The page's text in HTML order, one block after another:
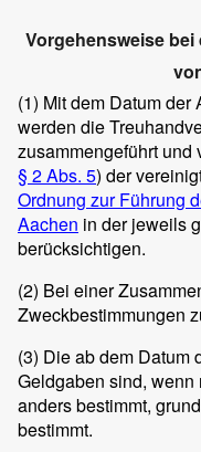
Vorgehensweise
(1) Mit dem Datum der
werden die
zusammengeführt und
§ 2 Abs. 5) der
Ordnung zur Führung
Aachen in der jeweils
berücksichtigen.
(2) Bei einer
Zweckbestimmungen
(3) Die ab dem Datum
Geldgaben sind,
anders bestimmt,
bestimmt.